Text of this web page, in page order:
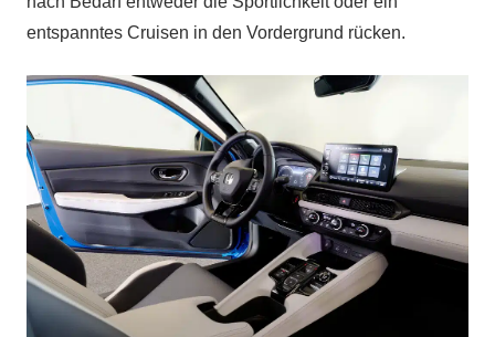
entspanntes Cruisen in den Vordergrund rücken.